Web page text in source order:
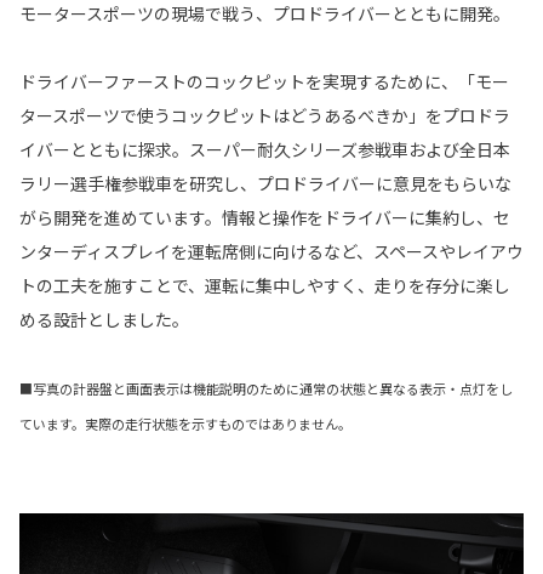
モータースポーツの現場で戦う、プロドライバーとともに開発。
ドライバーファーストのコックピットを実現するために、「モー
タースポーツで使うコックピットはどうあるべきか」をプロドラ
イバーとともに探求。スーパー耐久シリーズ参戦車および全日本
ラリー選手権参戦車を研究し、プロドライバーに意見をもらいな
がら開発を進めています。情報と操作をドライバーに集約し、セ
ンターディスプレイを運転席側に向けるなど、スペースやレイアウ
トの工夫を施すことで、運転に集中しやすく、走りを存分に楽し
める設計としました。
■写真の計器盤と画面表示は機能説明のために通常の状態と異なる表示・点灯をし
ています。実際の走行状態を示すものではありません。